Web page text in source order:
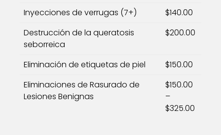
Inyecciones de verrugas (7+)
$140.00
Destrucción de la queratosis
seborreica
$200.00
Eliminación de etiquetas de piel
$150.00
Eliminaciones de Rasurado de
Lesiones Benignas
$150.00
–
$325.00